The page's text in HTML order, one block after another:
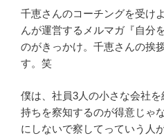
千恵さんのコーチングを受け
んが運営するメルマガ『自分
のがきっかけ。千恵さんの挨
す。笑
僕は、社員3人の小さな会社
持ちを察知するのが得意じゃ
にしないで察してっていう人